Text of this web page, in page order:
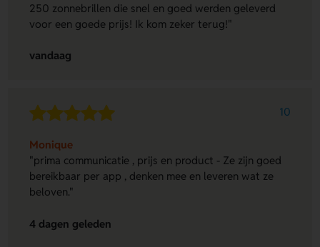
250 zonnebrillen die snel en goed werden geleverd
voor een goede prijs! Ik kom zeker terug!"
vandaag
10
Monique
"prima communicatie , prijs en product - Ze zijn goed
bereikbaar per app , denken mee en leveren wat ze
beloven."
4 dagen geleden